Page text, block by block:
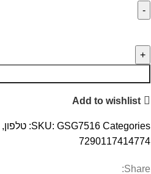
Add to wishlist
SKU: GSG7516 Categories: טלפון,
7290117414774
Share: